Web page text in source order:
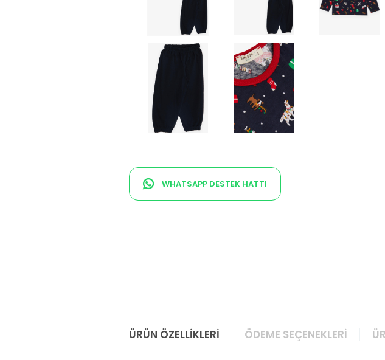
WHATSAPP DESTEK HATTI
ÜRÜN ÖZELLIKLERI ÖDEME SEÇENEKLERI